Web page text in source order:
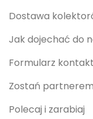
Dostawa
Jak dojechać do
Formularz
Zostań partnerem
Polecaj i zarabiaj